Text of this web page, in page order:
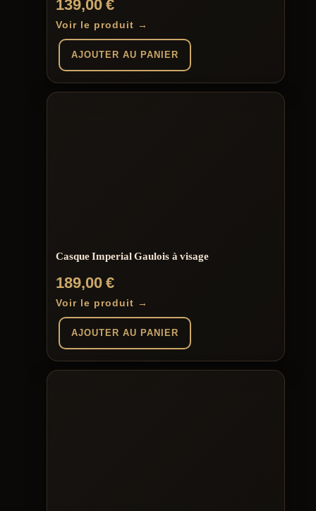
139,00€
Voir le produit →
AJOUTER AU PANIER
Casque Imperial Gaulois à visage
189,00€
Voir le produit →
AJOUTER AU PANIER